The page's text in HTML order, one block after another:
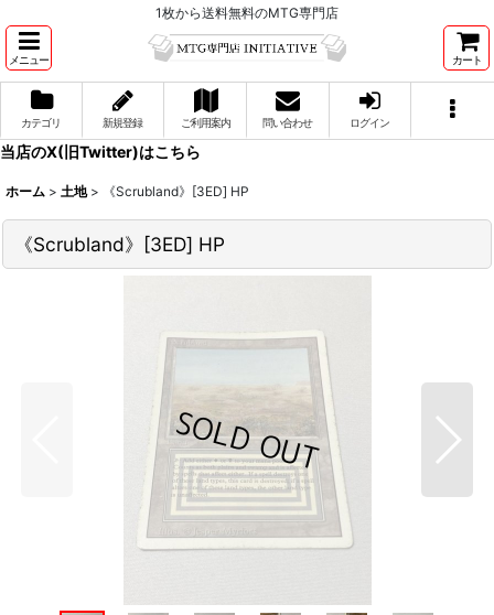
1枚から送料無料のMTG専門店
メニュー カート
カテゴリ 新規登録 ご利用案内 問い合わせ ログイン
当店のX(旧Twitter)はこちら
ホーム > 土地 > 《Scrubland》[3ED] HP
《Scrubland》[3ED] HP